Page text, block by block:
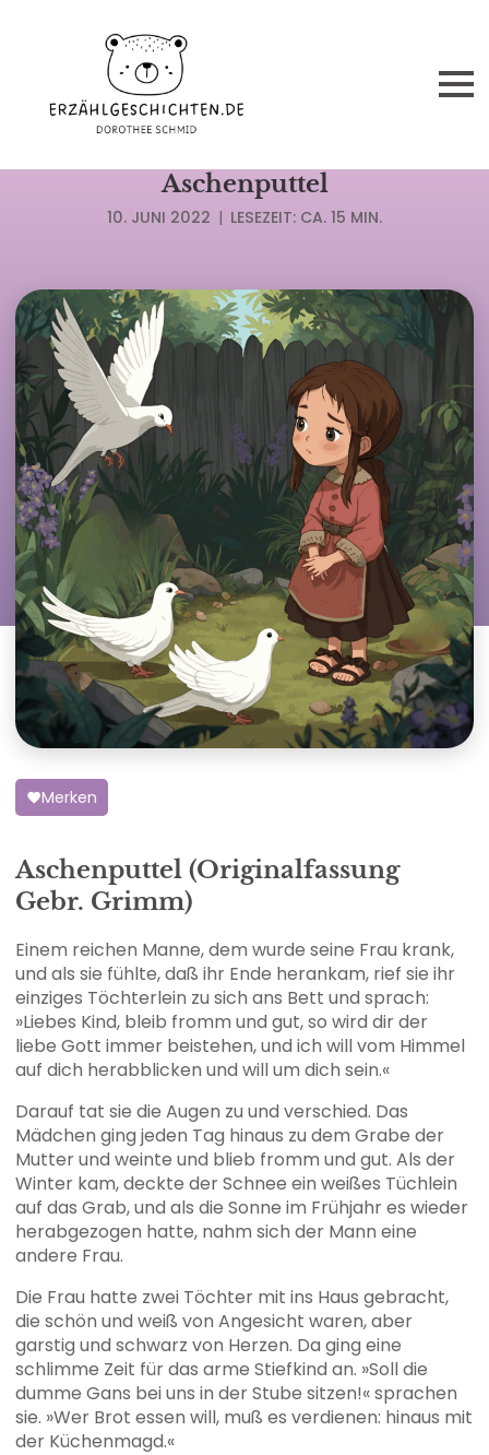
Aschenputtel
10. JUNI 2022 | LESEZEIT: CA. 15 MIN.
Merken
Aschenputtel (Originalfassung
Gebr. Grimm)
Einem reichen Manne, dem wurde seine Frau krank,
und als sie fühlte, daß ihr Ende herankam, rief sie ihr
einziges Töchterlein zu sich ans Bett und sprach:
»Liebes Kind, bleib fromm und gut, so wird dir der
liebe Gott immer beistehen, und ich will vom Himmel
auf dich herabblicken und will um dich sein.«
Darauf tat sie die Augen zu und verschied. Das
Mädchen ging jeden Tag hinaus zu dem Grabe der
Mutter und weinte und blieb fromm und gut. Als der
Winter kam, deckte der Schnee ein weißes Tüchlein
auf das Grab, und als die Sonne im Frühjahr es wieder
herabgezogen hatte, nahm sich der Mann eine
andere Frau.
Die Frau hatte zwei Töchter mit ins Haus gebracht,
die schön und weiß von Angesicht waren, aber
garstig und schwarz von Herzen. Da ging eine
schlimme Zeit für das arme Stiefkind an. »Soll die
dumme Gans bei uns in der Stube sitzen!« sprachen
sie. »Wer Brot essen will, muß es verdienen: hinaus mit
der Küchenmagd.«